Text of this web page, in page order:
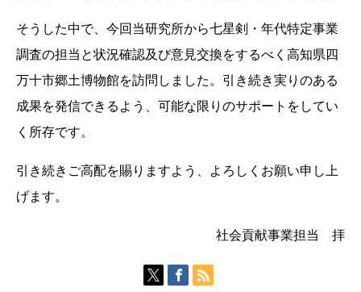
そうした中で、今回当研究所から七星剣・年代特定事業
調査の担当と状況確認及び意見交換をするべく高知県四
万十市郷土博物館を訪問しました。引き続き実りのある
成果を発信できるよう、可能な限りのサポートをしてい
く所存です。
引き続きご高配を賜りますよう、よろしくお願い申し上
げます。
社会貢献事業担当 拝